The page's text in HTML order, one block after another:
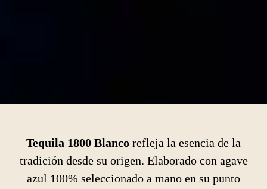
Tequila 1800 Blanco refleja la esencia de la
tradición desde su origen. Elaborado con agave
azul 100% seleccionado a mano en su punto